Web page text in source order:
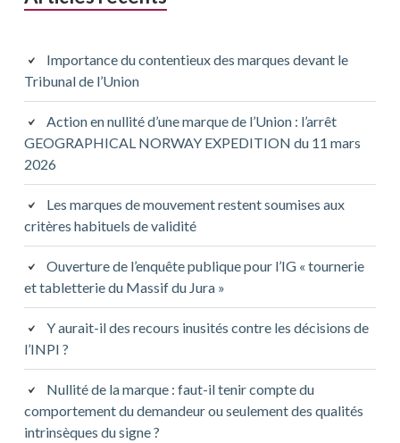
Importance du contentieux des marques devant le
Tribunal de l’Union
Action en nullité d’une marque de l’Union : l’arrêt
GEOGRAPHICAL NORWAY EXPEDITION du 11 mars
2026
Les marques de mouvement restent soumises aux
critères habituels de validité
Ouverture de l’enquête publique pour l’IG « tournerie
et tabletterie du Massif du Jura »
Y aurait-il des recours inusités contre les décisions de
l’INPI ?
Nullité de la marque : faut-il tenir compte du
comportement du demandeur ou seulement des qualités
intrinsèques du signe ?